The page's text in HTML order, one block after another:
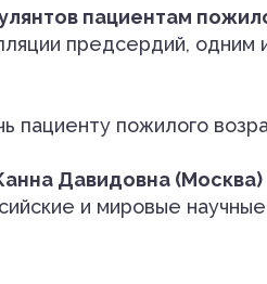
пациентам
предсердий, одним
пациенту пожилого
Давидовна (Москва)
и мировые